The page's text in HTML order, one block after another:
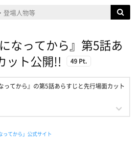
なってから』第5話あ
ット公開!!
49 Pt.
ってから』の第5話あらすじと先行場面カット
ってから」公式サイト